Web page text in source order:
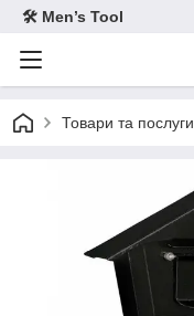
🛠 Men’s Tool
Товари та послуги